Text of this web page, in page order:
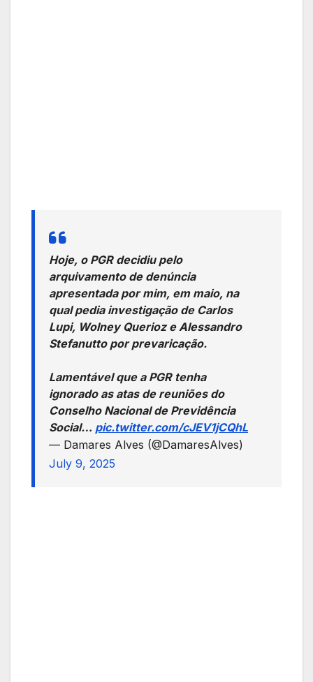
Hoje, o PGR decidiu pelo
arquivamento de denúncia
apresentada por mim, em maio, na
qual pedia investigação de Carlos
Lupi, Wolney Querioz e Alessandro
Stefanutto por prevaricação.
Lamentável que a PGR tenha
ignorado as atas de reuniões do
Conselho Nacional de Previdência
Social… pic.twitter.com/cJEV1jCQhL
— Damares Alves (@DamaresAlves)
July 9, 2025